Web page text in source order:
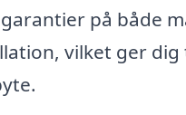
på både
vilket ger